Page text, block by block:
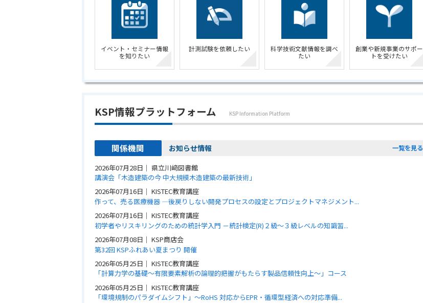
イベント・セミナー情報
を知りたい
計測試験を依頼したい
科学技術文献情報を調べ
たい
創業や新規事業のサポー
トを受けたい
KSP情報プラットフォーム KSP Information Platform
関係機関 お知らせ情報 一覧を見る
2026年07月28日 ｜ 県立川﨑図書館
講演会「木造建築の今 中大規模木造建築の最新技術」
2026年07月16日 ｜ KISTEC教育講座
作って、売る医療機器 ―後戻りしない開発プロセスの設定とプロジェクトマネジメント...
2026年07月16日 ｜ KISTEC教育講座
初学者やリスキリングのための統計学入門 －統計検定(R)２級～３級レベルの知識習...
2026年07月08日 ｜ KSP商店会
第32回 KSPふれあい夏まつり 開催
2026年05月25日 ｜ KISTEC教育講座
「計算力学の基礎〜有限要素解析の論理的把握がもたらす製品信頼性向上〜」コース
2026年05月25日 ｜ KISTEC教育講座
「環境規制のパラダイムシフト」〜RoHS 対応からEPR・循環型経済への対応準備...